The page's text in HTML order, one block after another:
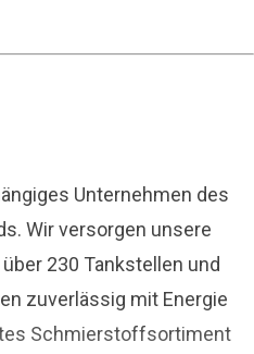
Unternehmen des
Wir versorgen unsere
230 Tankstellen und
zuverlässig mit Energie
Schmierstoffsortiment